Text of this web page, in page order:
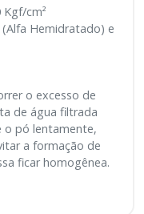
cm²
Hemidratado) e
o excesso de
de água filtrada
o pó lentamente,
a formação de
ficar homogênea.